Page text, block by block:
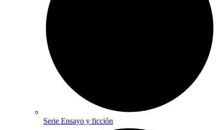
Serie Ensayo y ficción